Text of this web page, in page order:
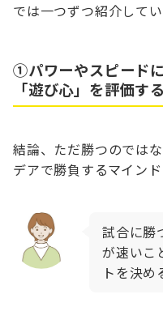
では一つずつ紹介してい
①パワーやスピード
「遊び心」を評価す
結論、ただ勝つのでは
デアで勝負するマインド
試合に勝
が速いこ
トを決